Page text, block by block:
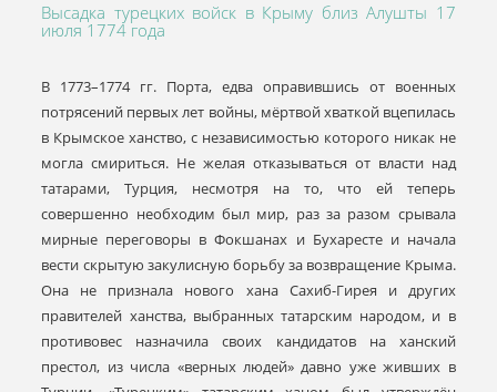
Высадка турецких войск в Крыму близ Алушты 17
июля 1774 года
В 1773–1774 гг. Порта, едва оправившись от военных
потрясений первых лет войны, мёртвой хваткой вцепилась
в Крымское ханство, с независимостью которого никак не
могла смириться. Не желая отказываться от власти над
татарами, Турция, несмотря на то, что ей теперь
совершенно необходим был мир, раз за разом срывала
мирные переговоры в Фокшанах и Бухаресте и начала
вести скрытую закулисную борьбу за возвращение Крыма.
Она не признала нового хана Сахиб-Гирея и других
правителей ханства, выбранных татарским народом, и в
противовес назначила своих кандидатов на ханский
престол, из числа «верных людей» давно уже живших в